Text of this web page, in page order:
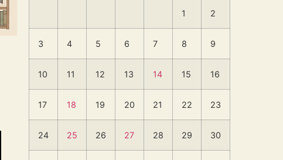
1 2
3 4 5 6 7 8 9
10 11 12 13 14 15 16
17 18 19 20 21 22 23
24 25 26 27 28 29 30